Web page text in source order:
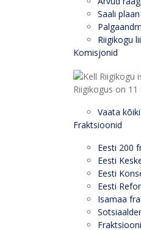
Saali plaan
Riigikogu
Komisjonid
Riigikogus on
Vaata
Fraktsioonid
Eesti 200
Eesti
Eesti
Eesti
Isamaa